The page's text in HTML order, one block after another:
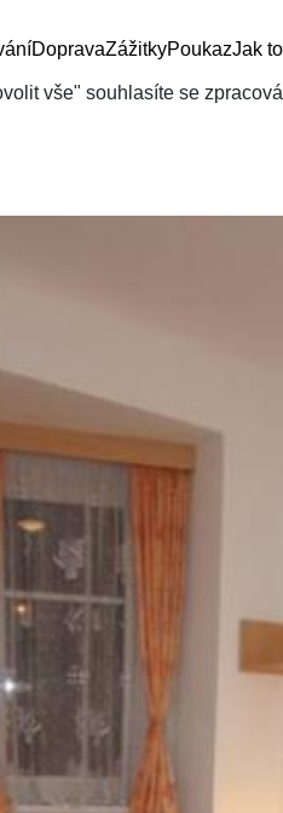
DopravaZážitkyPoukazJak
vše" souhlasíte se